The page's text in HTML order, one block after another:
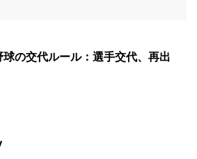
球の交代ルール：選手交代、再出